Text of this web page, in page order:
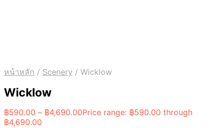
หน้าหลัก / Scenery / Wicklow
Wicklow
฿590.00 – ฿4,690.00Price range: ฿590.00 through
฿4,690.00